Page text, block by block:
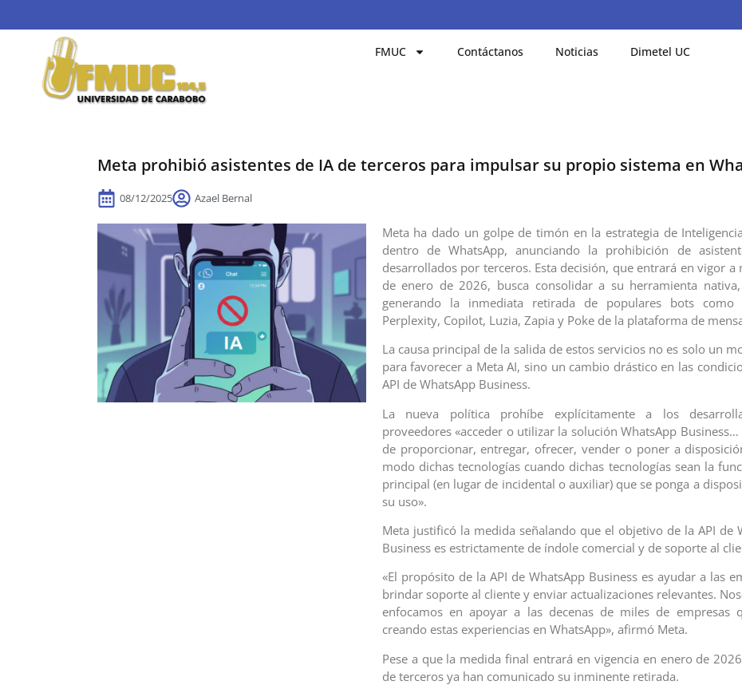
FMUC Contáctanos Noticias Dimetel UC
Meta prohibió asistentes de IA de terceros para impulsar su propio sistema en
08/12/2025 Azael Bernal
Meta ha dado un golpe de timón en la estrategia de
dentro de WhatsApp, anunciando la prohibición de
desarrollados por terceros. Esta decisión, que entrará en vigor a
de enero de 2026, busca consolidar a su herramienta
generando la inmediata retirada de populares bots como
Perplexity, Copilot, Luzia, Zapia y Poke de la plataforma de
La causa principal de la salida de estos servicios no es solo un
para favorecer a Meta AI, sino un cambio drástico en las
API de WhatsApp Business.
La nueva política prohíbe explícitamente a los
proveedores «acceder o utilizar la solución WhatsApp
de proporcionar, entregar, ofrecer, vender o poner a
modo dichas tecnologías cuando dichas tecnologías sean la
principal (en lugar de incidental o auxiliar) que se ponga a
su uso».
Meta justificó la medida señalando que el objetivo de la API de
Business es estrictamente de índole comercial y de soporte al
«El propósito de la API de WhatsApp Business es ayudar a las
brindar soporte al cliente y enviar actualizaciones relevantes.
enfocamos en apoyar a las decenas de miles de empresas
creando estas experiencias en WhatsApp», afirmó Meta.
Pese a que la medida final entrará en vigencia en enero de
de terceros ya han comunicado su inminente retirada.